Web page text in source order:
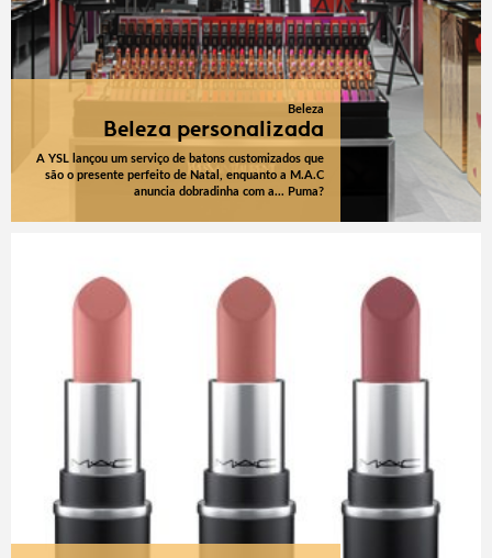
Beleza
Beleza personalizada
A YSL lançou um serviço de batons customizados que
são o presente perfeito de Natal, enquanto a M.A.C
anuncia dobradinha com a... Puma?